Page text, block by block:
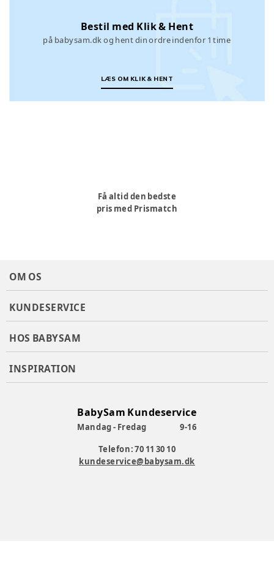
Bestil med Klik & Hent
på babysam.dk og hent din ordre indenfor 1 time
LÆS OM KLIK & HENT
Få altid den bedste
pris med Prismatch
OM OS
KUNDESERVICE
HOS BABYSAM
INSPIRATION
BabySam Kundeservice
Mandag - Fredag
9-16
Telefon: 70 11 30 10
kundeservice@babysam.dk